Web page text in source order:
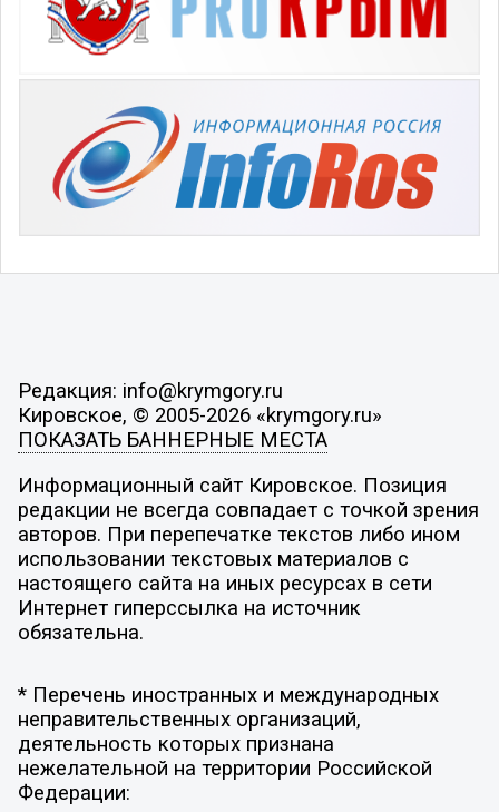
Редакция: info@krymgory.ru
Кировское, © 2005-2026 «krymgory.ru»
ПОКАЗАТЬ БАННЕРНЫЕ МЕСТА
Информационный сайт Кировское. Позиция
редакции не всегда совпадает с точкой зрения
авторов. При перепечатке текстов либо ином
использовании текстовых материалов с
настоящего сайта на иных ресурсах в сети
Интернет гиперссылка на источник
обязательна.
* Перечень иностранных и международных
неправительственных организаций,
деятельность которых признана
нежелательной на территории Российской
Федерации: